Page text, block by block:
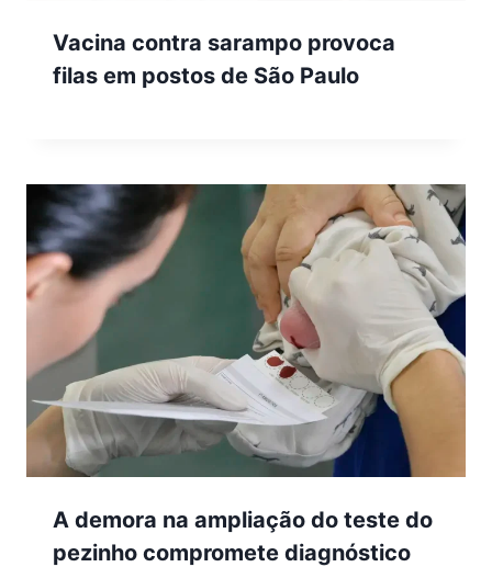
Vacina contra sarampo provoca
filas em postos de São Paulo
A demora na ampliação do teste do
pezinho compromete diagnóstico